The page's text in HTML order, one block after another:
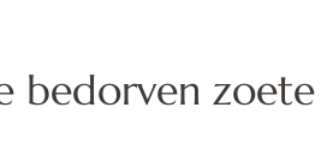
bedorven